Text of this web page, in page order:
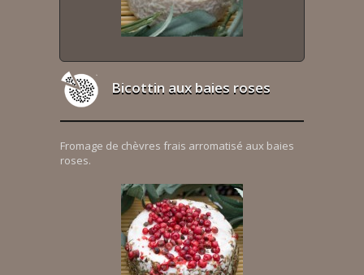
Bicottin aux baies roses
Fromage de chèvres frais arromatisé aux baies
roses.